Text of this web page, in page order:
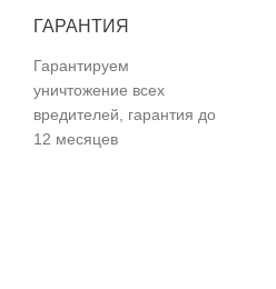
ГАРАНТИЯ
Гарантируем
уничтожение всех
вредителей, гарантия до
12 месяцев